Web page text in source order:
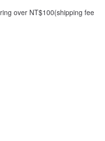
over NT$100(shipping fee